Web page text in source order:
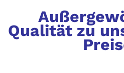
Qualität zu